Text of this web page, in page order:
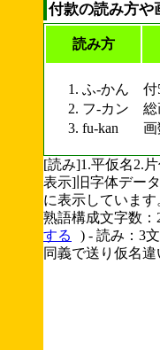
付款の読み方や
読み方
ふ-かん
フ-カン
fu-kan
付
総
画
[読み]1.平仮名2.
表示]旧字体デー
に表示しています
熟語構成文字数：
する
) - 読み：3
同義で送り仮名違